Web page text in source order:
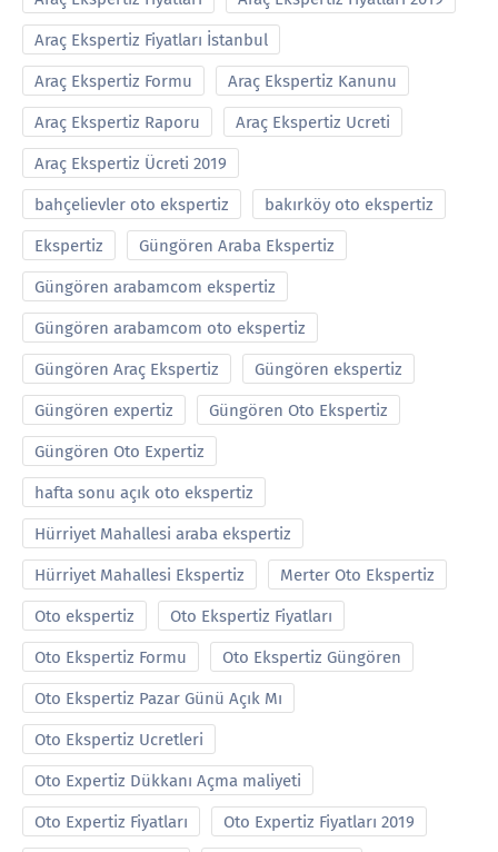
Araç Ekspertiz Fiyatları İstanbul
Araç Ekspertiz Formu Araç Ekspertiz Kanunu
Araç Ekspertiz Raporu Araç Ekspertiz Ucreti
Araç Ekspertiz Ücreti 2019
bahçelievler oto ekspertiz bakırköy oto ekspertiz
Ekspertiz Güngören Araba Ekspertiz
Güngören arabamcom ekspertiz
Güngören arabamcom oto ekspertiz
Güngören Araç Ekspertiz Güngören ekspertiz
Güngören expertiz Güngören Oto Ekspertiz
Güngören Oto Expertiz
hafta sonu açık oto ekspertiz
Hürriyet Mahallesi araba ekspertiz
Hürriyet Mahallesi Ekspertiz Merter Oto Ekspertiz
Oto ekspertiz Oto Ekspertiz Fiyatları
Oto Ekspertiz Formu Oto Ekspertiz Güngören
Oto Ekspertiz Pazar Günü Açık Mı
Oto Ekspertiz Ucretleri
Oto Expertiz Dükkanı Açma maliyeti
Oto Expertiz Fiyatları Oto Expertiz Fiyatları 2019